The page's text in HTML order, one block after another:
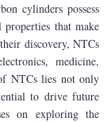
cylinders possess
that make
discovery, NTCs
medicine,
NTCs lies not only
to drive future
on exploring the